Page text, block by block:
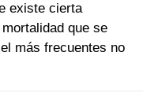
existe cierta
que se
más frecuentes no